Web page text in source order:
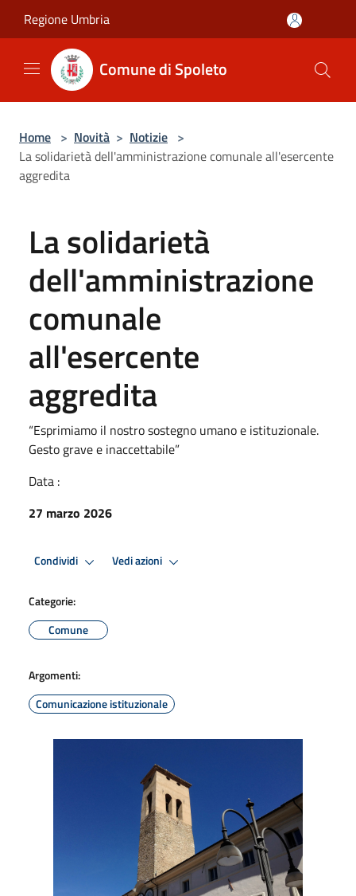
Regione Umbria
Comune di Spoleto
Home > Novità > Notizie >
La solidarietà dell'amministrazione comunale all'esercente
aggredita
La solidarietà
dell'amministrazione
comunale
all'esercente
aggredita
“Esprimiamo il nostro sostegno umano e istituzionale.
Gesto grave e inaccettabile”
Data :
27 marzo 2026
Condividi Vedi azioni
Categorie:
Comune
Argomenti:
Comunicazione istituzionale